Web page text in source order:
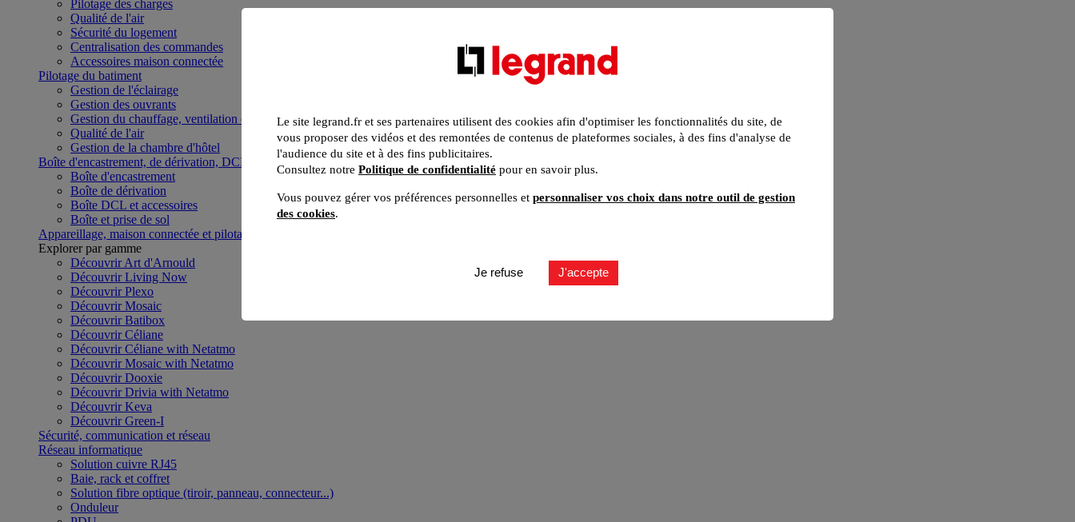
Pilotage des charges
Qualité de l'air
Sécurité du logement
Centralisation des commandes
Accessoires maison connectée
Pilotage du batiment
Gestion de l'éclairage
Gestion des ouvrants
Gestion du chauffage, ventilation et climatisation
Qualité de l'air
Gestion de la chambre d'hôtel
Boîte d'encastrement, de dérivation, DCL et boîte de sol
Boîte d'encastrement
Boîte de dérivation
Boîte DCL et accessoires
Boîte et prise de sol
Appareillage, maison connectée et pilotage du bâtiment
Explorer par gamme
Découvrir Art d'Arnould
Découvrir Living Now
Découvrir Plexo
Découvrir Mosaic
Découvrir Batibox
Découvrir Céliane
Découvrir Céliane with Netatmo
Découvrir Mosaic with Netatmo
Découvrir Dooxie
Découvrir Drivia with Netatmo
Découvrir Keva
Découvrir Green-I
Sécurité, communication et réseau
Réseau informatique
Solution cuivre RJ45
Baie, rack et coffret
Solution fibre optique (tiroir, panneau, connecteur...)
Onduleur
Le site legrand.fr et ses partenaires utilisent des cookies afin d'optimiser les fonctionnalités du site, de
vous proposer des vidéos et des remontées de contenus de plateformes sociales, à des fins d'analyse de
l'audience du site et à des fins publicitaires.
Consultez notre Politique de confidentialité pour en savoir plus.
Vous pouvez gérer vos préférences personnelles et personnaliser vos choix dans notre outil de gestion
des cookies.
Je refuse J'accepte